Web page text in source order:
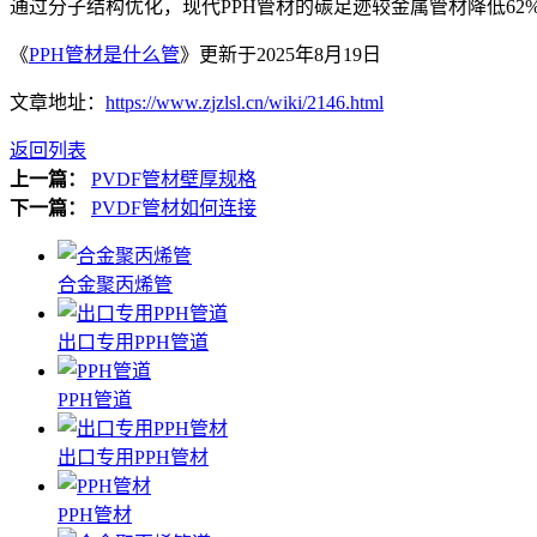
通过分子结构优化，现代PPH管材的碳足迹较金属管材降低
《PPH管材是什么管》更新于2025年8月19日
文章地址： https://www.zjzlsl.cn/wiki/2146.html
返回列表
上一篇：
PVDF管材壁厚规格
下一篇：
PVDF管材如何连接
合金聚丙烯管
出口专用PPH管道
PPH管道
出口专用PPH管材
PPH管材